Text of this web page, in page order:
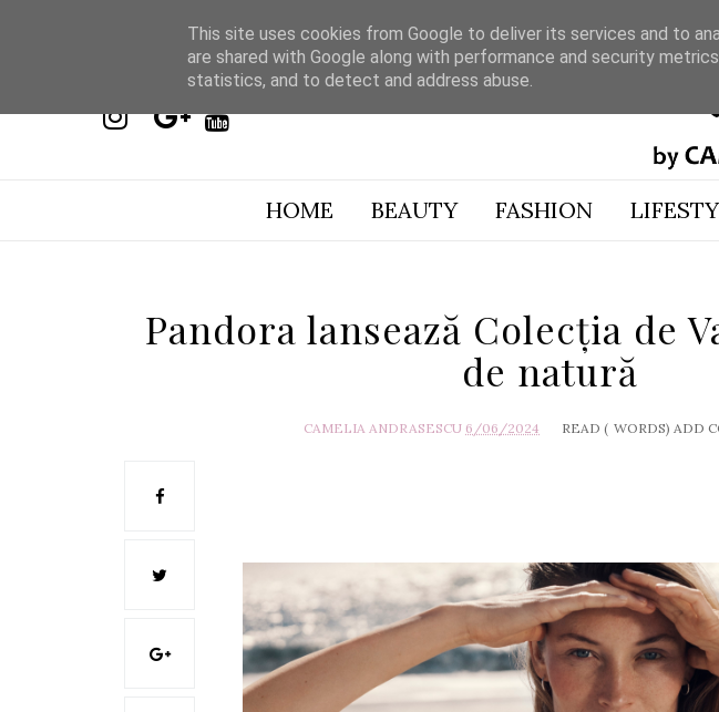
HOME BEAUTY FASHION
Pandora lansează Colecţia de
de natură
CAMELIA ANDRASESCU 6/06/2024 READ ( WORDS) ADD
This site uses cookies from Google to deliver its services and to
are shared with Google along with performance and security
statistics, and to detect and address abuse.